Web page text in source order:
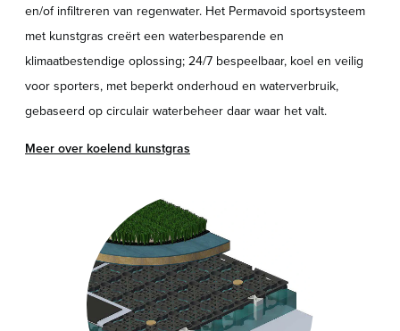
en/of infiltreren van regenwater. Het Permavoid sportsysteem
met kunstgras creërt een waterbesparende en
klimaatbestendige oplossing; 24/7 bespeelbaar, koel en veilig
voor sporters, met beperkt onderhoud en waterverbruik,
gebaseerd op circulair waterbeheer daar waar het valt.
Meer over koelend kunstgras